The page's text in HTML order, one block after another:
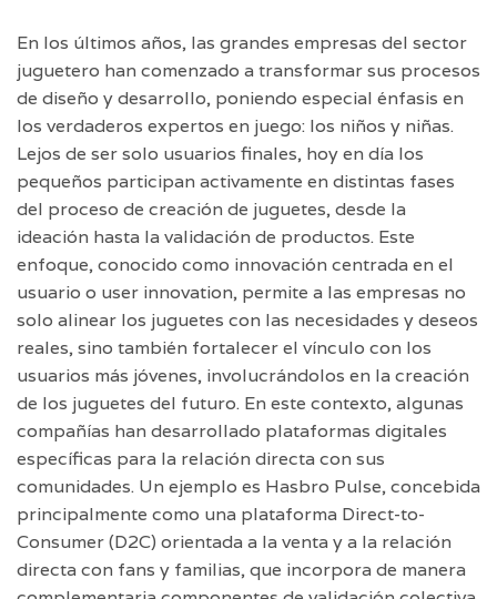
En los últimos años, las grandes empresas del sector
juguetero han comenzado a transformar sus procesos
de diseño y desarrollo, poniendo especial énfasis en
los verdaderos expertos en juego: los niños y niñas.
Lejos de ser solo usuarios finales, hoy en día los
pequeños participan activamente en distintas fases
del proceso de creación de juguetes, desde la
ideación hasta la validación de productos. Este
enfoque, conocido como innovación centrada en el
usuario o user innovation, permite a las empresas no
solo alinear los juguetes con las necesidades y deseos
reales, sino también fortalecer el vínculo con los
usuarios más jóvenes, involucrándolos en la creación
de los juguetes del futuro. En este contexto, algunas
compañías han desarrollado plataformas digitales
específicas para la relación directa con sus
comunidades. Un ejemplo es Hasbro Pulse, concebida
principalmente como una plataforma Direct-to-
Consumer (D2C) orientada a la venta y a la relación
directa con fans y familias, que incorpora de manera